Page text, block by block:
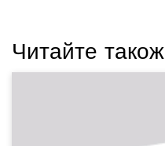
Читайте також